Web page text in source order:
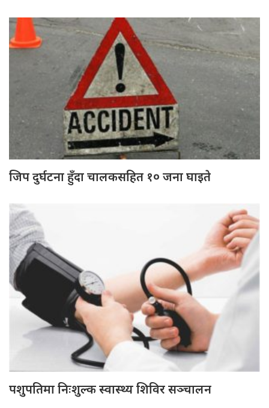
जिप दुर्घटना हुँदा चालकसहित १० जना घाइते
पशुपतिमा निःशुल्क स्वास्थ्य शिविर सञ्चालन